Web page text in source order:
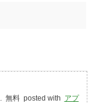
無料 posted with アプ